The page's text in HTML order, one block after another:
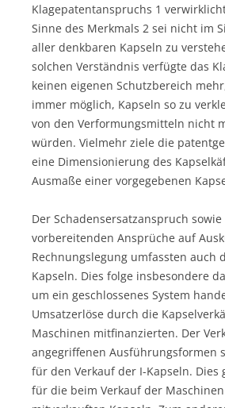
Klagepatentanspruchs 1
Sinne des Merkmals 2 sei nicht im
aller denkbaren Kapseln zu
solchen Verständnis verfügte das
keinen eigenen Schutzbereich
immer möglich, Kapseln so zu
von den Verformungsmitteln nicht
würden. Vielmehr ziele die
eine Dimensionierung des
Ausmaße einer vorgegebenen
Der Schadensersatzanspruch
vorbereitenden Ansprüche auf
Rechnungslegung umfassten auch
Kapseln. Dies folge insbesondere
um ein geschlossenes System
Umsatzerlöse durch die
Maschinen mitfinanzierten. Der
angegriffenen Ausführungsformen
für den Verkauf der I-Kapseln. Dies
für die beim Verkauf der